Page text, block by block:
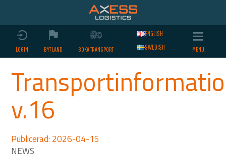
LOGIN BYT LAND BOKA TRANSPORT
ENGLISH
SWEDISH
v.16
Publicerad: 2026-04-15